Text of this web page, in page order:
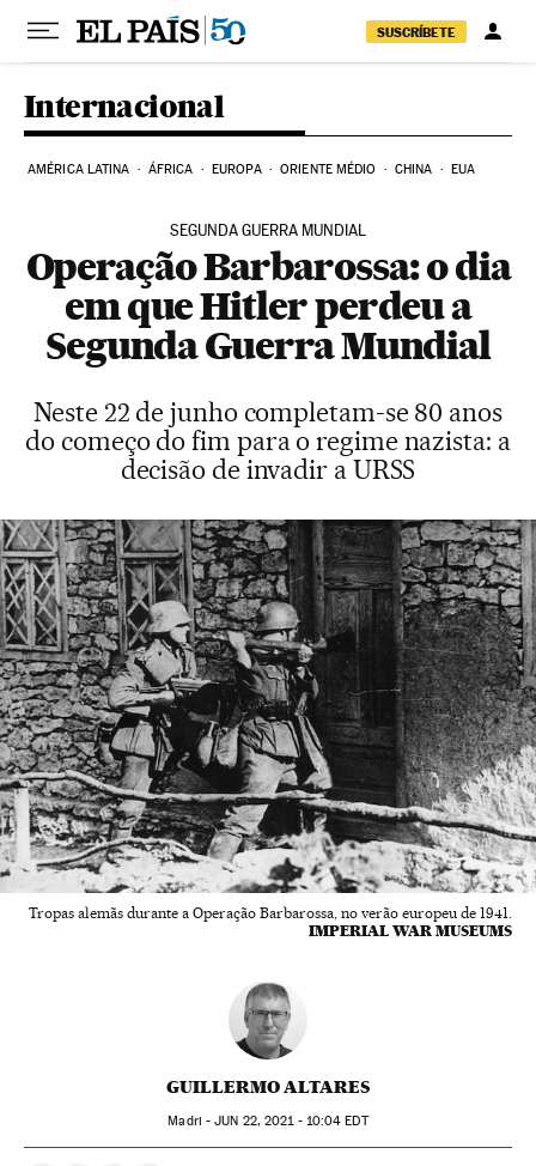
Pular para o conteúdo
SUSCRÍBETE
Internacional
AMÉRICA LATINA ÁFRICA EUROPA ORIENTE MÉDIO CHINA EUA
SEGUNDA GUERRA MUNDIAL
Operação Barbarossa: o dia
em que Hitler perdeu a
Segunda Guerra Mundial
Neste 22 de junho completam-se 80 anos
do começo do fim para o regime nazista: a
decisão de invadir a URSS
Tropas alemãs durante a Operação Barbarossa, no verão europeu de 1941.
IMPERIAL WAR MUSEUMS
GUILLERMO ALTARES
Madri -JUN 22, 2021 - 10:04 EDT